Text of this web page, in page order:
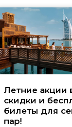
Летние акции
скидки и
билеты для
пар!